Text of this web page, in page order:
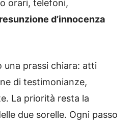
orari, telefoni,
d’innocenza
una prassi chiara: atti
di testimonianze,
La priorità resta la
due sorelle. Ogni passo